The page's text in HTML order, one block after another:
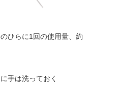
ひらに1回の使用量、約
手は洗っておく